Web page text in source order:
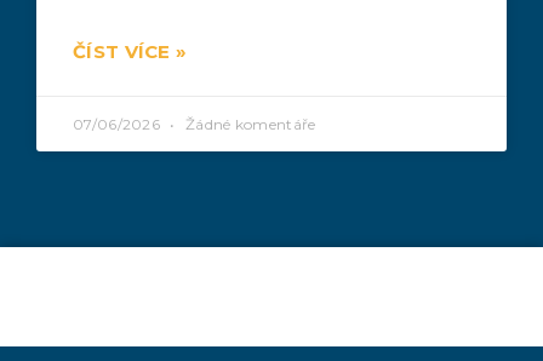
ČÍST VÍCE »
07/06/2026 Žádné komentáře